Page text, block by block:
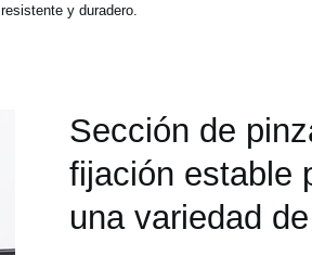
resistente y duradero.
Sección de
fijación estable
una variedad